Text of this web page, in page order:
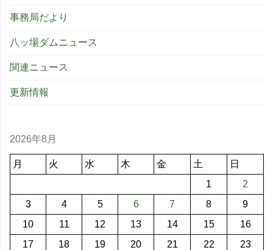
事務局だより
八ッ場ダムニュース
関連ニュース
更新情報
2026年8月
月 火 水 木 金 土
日
1
2
3
4 5 6 7 8
9
10
11 12 13 14 15
16
17
18 19 20 21 22
23